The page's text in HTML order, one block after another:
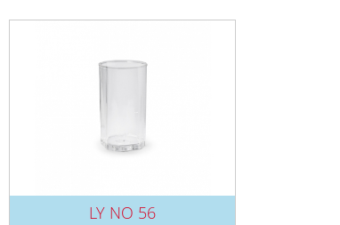
LY NO 56